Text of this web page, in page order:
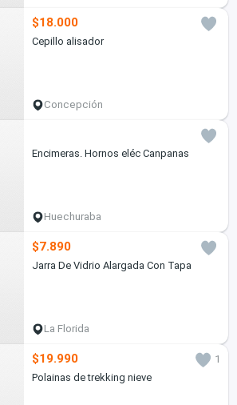
$18.000
Cepillo alisador
Concepción
Encimeras. Hornos eléc Canpanas
Huechuraba
$7.890
Jarra De Vidrio Alargada Con Tapa
La Florida
$19.990
1
Polainas de trekking nieve